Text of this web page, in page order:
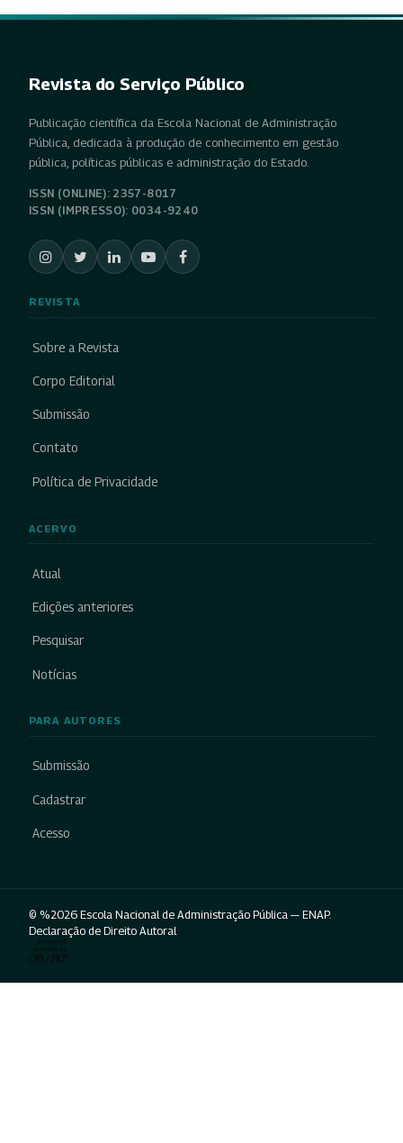
Revista do Serviço Público
Publicação científica da Escola Nacional de Administração
Pública, dedicada à produção de conhecimento em gestão
pública, políticas públicas e administração do Estado.
ISSN (ONLINE): 2357-8017
ISSN (IMPRESSO): 0034-9240
REVISTA
Sobre a Revista
Corpo Editorial
Submissão
Contato
Política de Privacidade
ACERVO
Atual
Edições anteriores
Pesquisar
Notícias
PARA AUTORES
Submissão
Cadastrar
Acesso
© %2026 Escola Nacional de Administração Pública — ENAP.
Declaração de Direito Autoral